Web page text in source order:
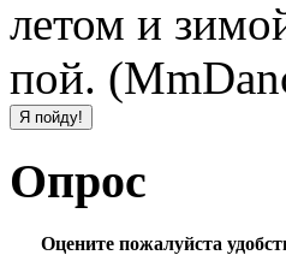
летом и
пой.
Опрос
Оцените пожалуйста